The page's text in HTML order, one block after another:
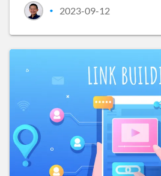
• 2023-09-12